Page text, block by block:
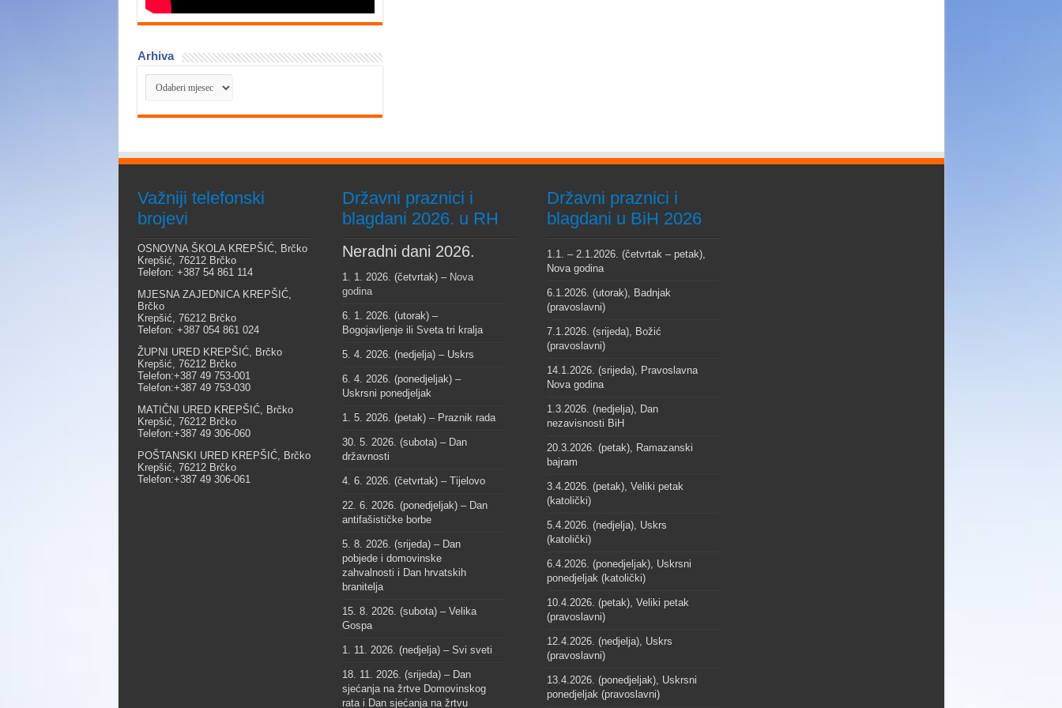
Arhiva
Arhiva
Važniji telefonski
brojevi
OSNOVNA ŠKOLA KREPŠIĆ, Brčko
Krepšić, 76212 Brčko
Telefon: +387 54 861 114
MJESNA ZAJEDNICA KREPŠIĆ,
Brčko
Krepšić, 76212 Brčko
Telefon: +387 054 861 024
ŽUPNI URED KREPŠIĆ, Brčko
Krepšić, 76212 Brčko
Telefon:+387 49 753-001
Telefon:+387 49 753-030
MATIČNI URED KREPŠIĆ, Brčko
Krepšić, 76212 Brčko
Telefon:+387 49 306-060
POŠTANSKI URED KREPŠIĆ, Brčko
Krepšić, 76212 Brčko
Telefon:+387 49 306-061
Državni praznici i
blagdani 2026. u RH
Neradni dani 2026.
1. 1. 2026. (četvrtak) – Nova
godina
6. 1. 2026. (utorak) –
Bogojavljenje ili Sveta tri kralja
5. 4. 2026. (nedjelja) – Uskrs
6. 4. 2026. (ponedjeljak) –
Uskrsni ponedjeljak
1. 5. 2026. (petak) – Praznik rada
30. 5. 2026. (subota) – Dan
državnosti
4. 6. 2026. (četvrtak) – Tijelovo
22. 6. 2026. (ponedjeljak) – Dan
antifašističke borbe
5. 8. 2026. (srijeda) – Dan
pobjede i domovinske
zahvalnosti i Dan hrvatskih
branitelja
15. 8. 2026. (subota) – Velika
Gospa
1. 11. 2026. (nedjelja) – Svi sveti
18. 11. 2026. (srijeda) – Dan
sjećanja na žrtve Domovinskog
rata i Dan sjećanja na žrtvu
Državni praznici i
blagdani u BiH 2026
1.1. – 2.1.2026. (četvrtak – petak),
Nova godina
6.1.2026. (utorak), Badnjak
(pravoslavni)
7.1.2026. (srijeda), Božić
(pravoslavni)
14.1.2026. (srijeda), Pravoslavna
Nova godina
1.3.2026. (nedjelja), Dan
nezavisnosti BiH
20.3.2026. (petak), Ramazanski
bajram
3.4.2026. (petak), Veliki petak
(katolički)
5.4.2026. (nedjelja), Uskrs
(katolički)
6.4.2026. (ponedjeljak), Uskrsni
ponedjeljak (katolički)
10.4.2026. (petak), Veliki petak
(pravoslavni)
12.4.2026. (nedjelja), Uskrs
(pravoslavni)
13.4.2026. (ponedjeljak), Uskrsni
ponedjeljak (pravoslavni)